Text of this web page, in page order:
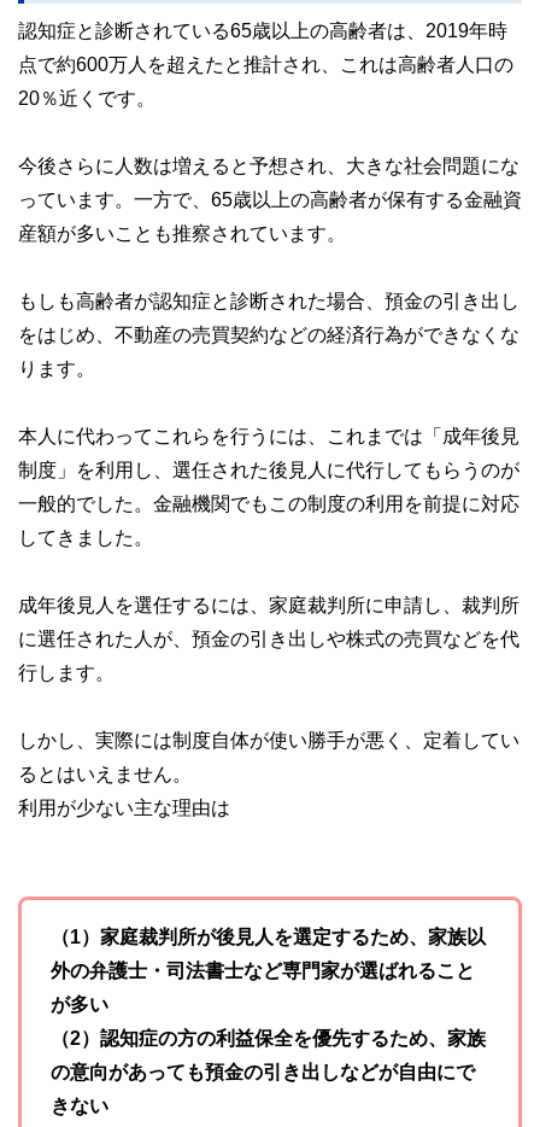
認知症と診断されている65歳以上の高齢者は、2019年時
点で約600万人を超えたと推計され、これは高齢者人口の
20％近くです。
今後さらに人数は増えると予想され、大きな社会問題にな
っています。一方で、65歳以上の高齢者が保有する金融資
産額が多いことも推察されています。
もしも高齢者が認知症と診断された場合、預金の引き出し
をはじめ、不動産の売買契約などの経済行為ができなくな
ります。
本人に代わってこれらを行うには、これまでは「成年後見
制度」を利用し、選任された後見人に代行してもらうのが
一般的でした。金融機関でもこの制度の利用を前提に対応
してきました。
成年後見人を選任するには、家庭裁判所に申請し、裁判所
に選任された人が、預金の引き出しや株式の売買などを代
行します。
しかし、実際には制度自体が使い勝手が悪く、定着してい
るとはいえません。
利用が少ない主な理由は
（1）家庭裁判所が後見人を選定するため、家族以
外の弁護士・司法書士など専門家が選ばれること
が多い
（2）認知症の方の利益保全を優先するため、家族
の意向があっても預金の引き出しなどが自由にで
きない